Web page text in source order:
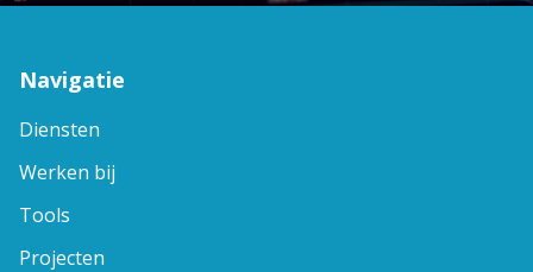
Navigatie
Diensten
Werken bij
Tools
Projecten